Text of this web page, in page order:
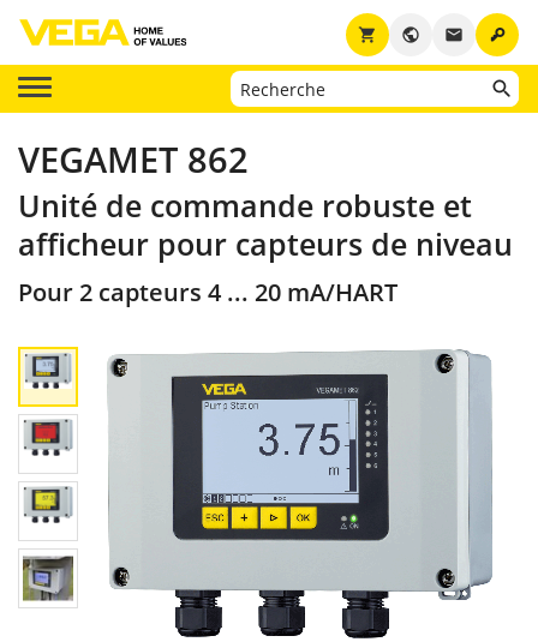
key
email
public
shopping_cart
VEGAMET 862
Unité de commande robuste et
afficheur pour capteurs de niveau
Pour 2 capteurs 4 ... 20 mA/HART